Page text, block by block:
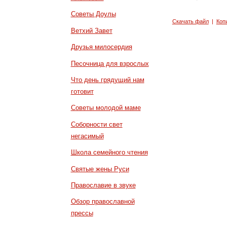
Советы Доулы
Ветхий Завет
Друзья милосердия
Песочница для взрослых
Что день грядущий нам
готовит
Советы молодой маме
Соборности свет
негасимый
Школа семейного чтения
Святые жены Руси
Православие в звуке
Обзор православной
прессы
Скачать файл|